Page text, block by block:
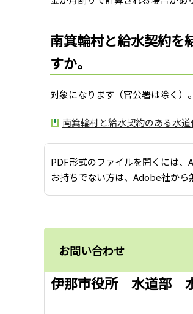
南箕輪村と給水契約を
すか。
対象になります（官公署は除く）
南箕輪村と給水契約のある水道
PDF形式のファイルを開くには
お持ちでない方は、Adobe社から
お問い合わせ
伊那市役所 水道部